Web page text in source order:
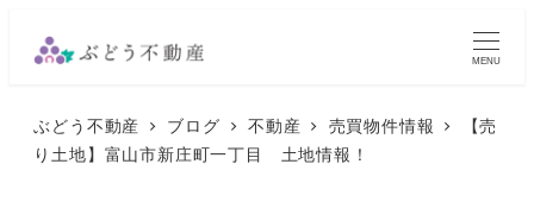
MENU
ぶどう不動産 ブログ 不動産 売買物件情報
【売
り土地】富山市新庄町一丁目 土地情報！